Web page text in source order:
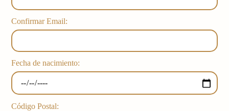
Confirmar Email:
Fecha de nacimiento:
Código Postal: